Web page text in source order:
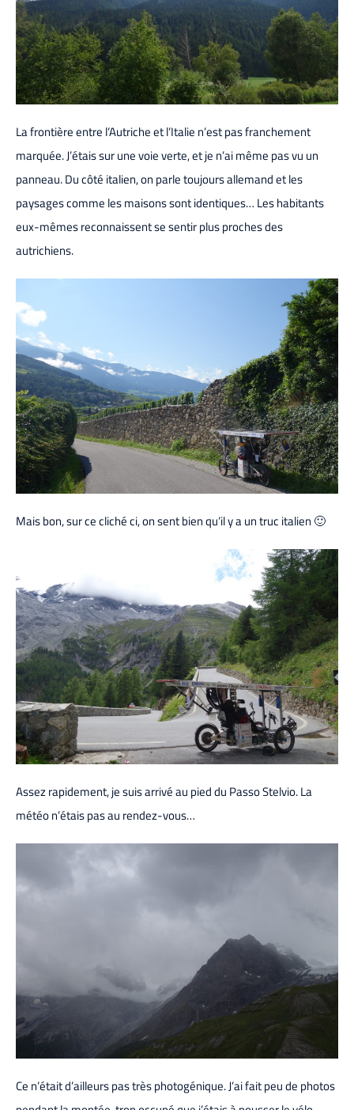
La frontière entre l’Autriche et l’Italie n’est pas franchement
marquée. J’étais sur une voie verte, et je n’ai même pas vu un
panneau. Du côté italien, on parle toujours allemand et les
paysages comme les maisons sont identiques… Les habitants
eux-mêmes reconnaissent se sentir plus proches des
autrichiens.
Mais bon, sur ce cliché ci, on sent bien qu’il y a un truc italien 🙂
Assez rapidement, je suis arrivé au pied du Passo Stelvio. La
météo n’étais pas au rendez-vous…
Ce n’était d’ailleurs pas très photogénique. J’ai fait peu de photos